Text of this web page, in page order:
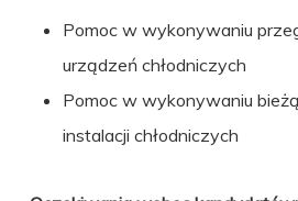
Pomoc w wykonywaniu
urządzeń chłodniczych
Pomoc w wykonywaniu
instalacji chłodniczych